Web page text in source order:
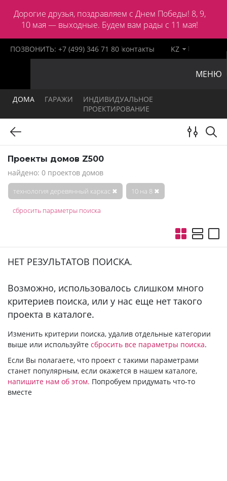
Дорогие друзья, поздравляем с Днем Победы! 8, 9,
10 мая — выходные. Будем вам рады с 11 мая!
ПОЗВОНИТЬ: +7 (499) 346 71 80 контакты KZ
МЕНЮ
ДОМА ГАРАЖИ
ИНДИВИДУАЛЬНОЕ
ПРОЕКТИРОВАНИЕ
Проекты домов Z500
найдено: 0 проектов домов
технология деревянный каркас ✖ 10 на 8 ✖
сбросить параметры поиска
НЕТ РЕЗУЛЬТАТОВ ПОИСКА.
Bозможно, использовалось слишком много
критериев поиска, или у нас еще нет такого
проекта в каталоге.
Изменить критерии поиска, удалив отдельные категории
выше или используйте сбросить все параметры поиска.
Если Вы полагаете, что проект с такими параметрами
станет популярным, если окажется в нашем каталоге,
напишите нам об этом. Попробуем придумать что-то
вместе